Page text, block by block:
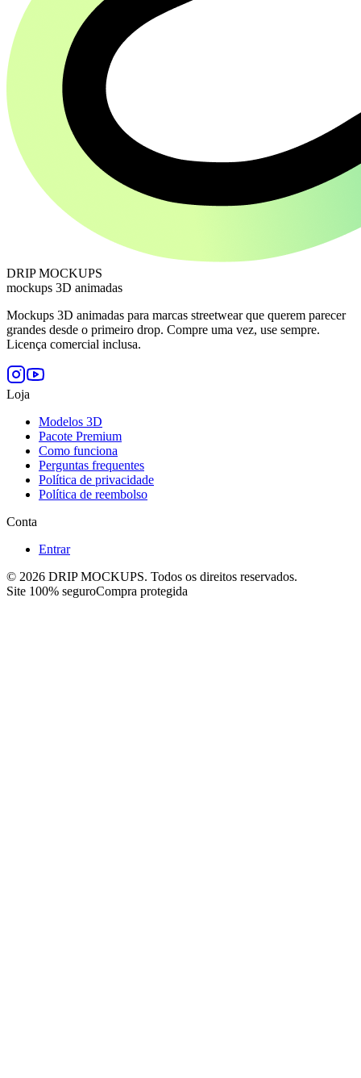
DRIP MOCKUPS
mockups 3D animadas
Mockups 3D animadas para marcas streetwear que querem parecer
grandes desde o primeiro drop. Compre uma vez, use sempre.
Licença comercial inclusa.
Loja
Modelos 3D
Pacote Premium
Como funciona
Perguntas frequentes
Política de privacidade
Política de reembolso
Conta
Entrar
© 2026 DRIP MOCKUPS. Todos os direitos reservados.
Site 100% seguroCompra protegida